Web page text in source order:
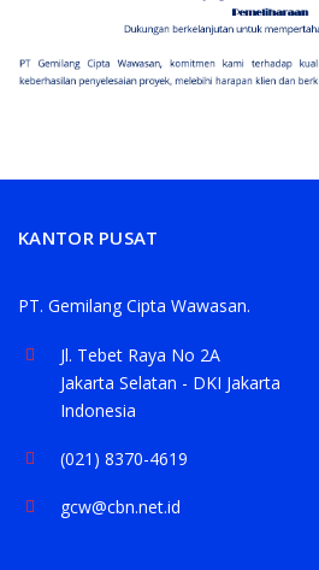
KANTOR PUSAT
PT. Gemilang Cipta Wawasan.
Jl. Tebet Raya No 2A
Jakarta Selatan - DKI Jakarta
Indonesia
(021) 8370-4619
gcw@cbn.net.id